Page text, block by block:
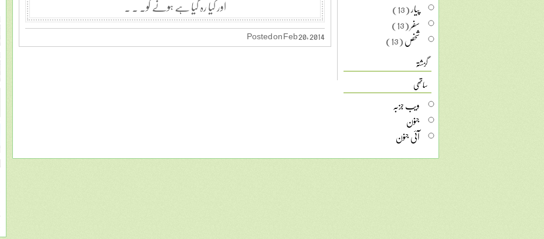
اور کیا رہ گیا ہے ہونے کو۔ ۔ ۔
Posted on Feb 20, 2014
پیار(13)
سفر(13)
شخص(13)
گزشتہ
ساتھی
ویب جزبہ
جنون
آئی جنون